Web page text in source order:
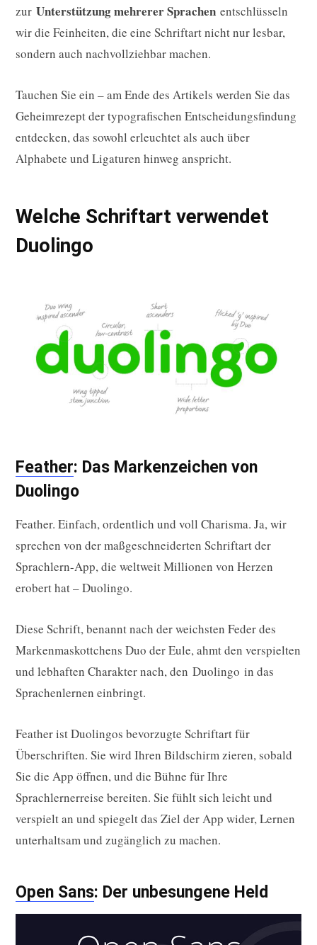
zur Unterstützung mehrerer Sprachen entschlüsseln
wir die Feinheiten, die eine Schriftart nicht nur lesbar,
sondern auch nachvollziehbar machen.
Tauchen Sie ein – am Ende des Artikels werden Sie das
Geheimrezept der typografischen Entscheidungsfindung
entdecken, das sowohl erleuchtet als auch über
Alphabete und Ligaturen hinweg anspricht.
Welche Schriftart verwendet
Duolingo
Feather: Das Markenzeichen von
Duolingo
Feather. Einfach, ordentlich und voll Charisma. Ja, wir
sprechen von der maßgeschneiderten Schriftart der
Sprachlern-App, die weltweit Millionen von Herzen
erobert hat – Duolingo.
Diese Schrift, benannt nach der weichsten Feder des
Markenmaskottchens Duo der Eule, ahmt den verspielten
und lebhaften Charakter nach, den Duolingo in das
Sprachenlernen einbringt.
Feather ist Duolingos bevorzugte Schriftart für
Überschriften. Sie wird Ihren Bildschirm zieren, sobald
Sie die App öffnen, und die Bühne für Ihre
Sprachlernerreise bereiten. Sie fühlt sich leicht und
verspielt an und spiegelt das Ziel der App wider, Lernen
unterhaltsam und zugänglich zu machen.
Open Sans: Der unbesungene Held